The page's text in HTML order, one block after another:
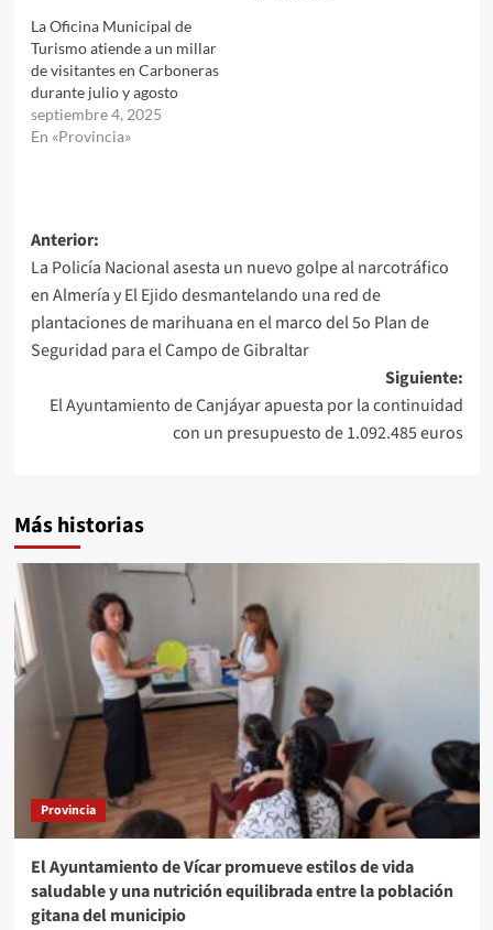
La Oficina Municipal de
Turismo atiende a un millar
de visitantes en Carboneras
durante julio y agosto
septiembre 4, 2025
En «Provincia»
Navegación
de
entradas
Anterior:
La Policía Nacional asesta un nuevo golpe al narcotráfico
en Almería y El Ejido desmantelando una red de
plantaciones de marihuana en el marco del 5o Plan de
Seguridad para el Campo de Gibraltar
Siguiente:
El Ayuntamiento de Canjáyar apuesta por la continuidad
con un presupuesto de 1.092.485 euros
Más historias
Provincia
El Ayuntamiento de Vícar promueve estilos de vida
saludable y una nutrición equilibrada entre la población
gitana del municipio